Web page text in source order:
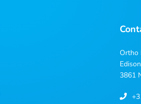
Ortho
3861